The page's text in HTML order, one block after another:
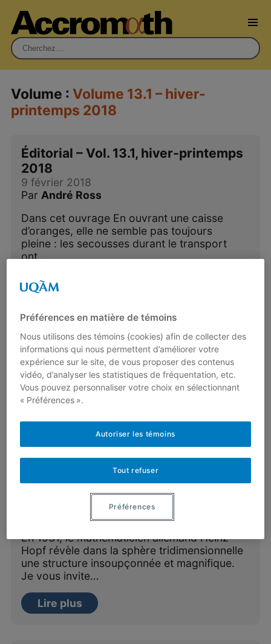
Rechercher :
Volume : Volume 13.1 – hiver-
printemps 2018
Éditorial – Vol. 13.1, hiver-printemps
2018
9 février 2018
Par André Ross
Dans cet ouvrage En ouvrant une caisse
d’oranges, elle ne semble pas toujours
pleine : les secousses durant le transport
ont…
Lire plus
Quel est l’empilement le plus
dense?
ParChristiane Rousseau
Vous ouvrez une boîte neuve et pourtant elle
ne semble pas pleine. La boîte a été secouée
Lire plus
La fibration de Hopf
En 1931, le mathématicien allemand Heinz
Hopf révèle dans la sphère tridimensionnelle
une structure insoupçonnée et magnifique.
Je vous invite…
Lire plus
Préférences en matière de témoins
Nous utilisons des témoins (cookies) afin de collecter des
informations qui nous permettent d’améliorer votre
expérience sur le site, de vous proposer des contenus
vidéo, d’analyser les statistiques de fréquentation, etc.
Vous pouvez personnaliser votre choix en sélectionnant
« Préférences ».
Tout refuser
Autoriser les témoins
Préférences